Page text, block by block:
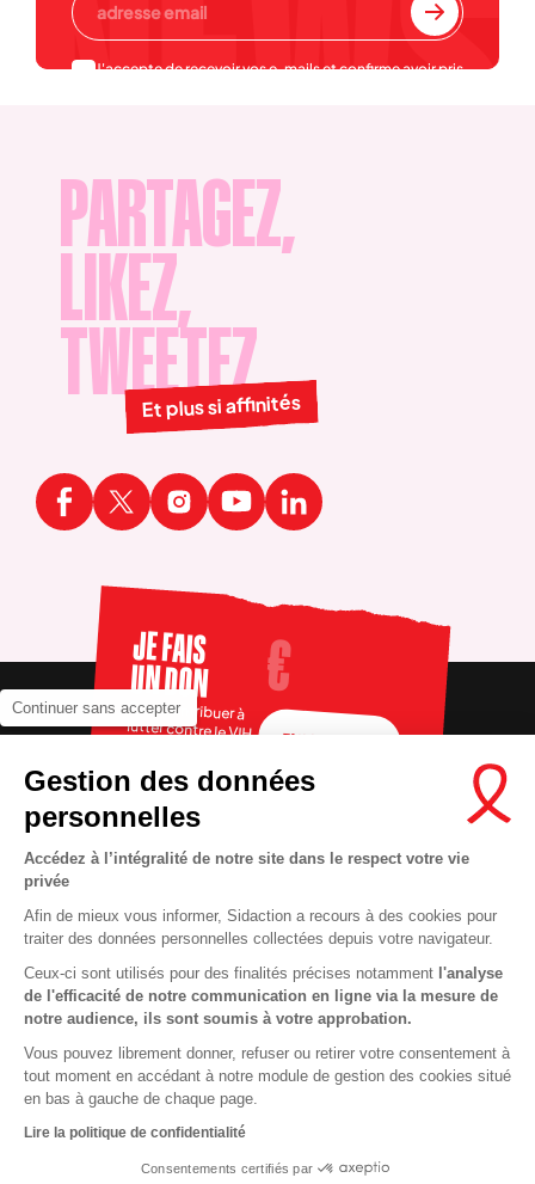
Continuer sans accepter
Gestion des données
personnelles
Accédez à l’intégralité de notre site dans le respect votre vie
privée
Afin de mieux vous informer, Sidaction a recours à des cookies pour
traiter des données personnelles collectées depuis votre navigateur.
Ceux-ci sont utilisés pour des finalités précises notamment l'analyse
de l'efficacité de notre communication en ligne via la mesure de
notre audience, ils sont soumis à votre approbation.
Vous pouvez librement donner, refuser ou retirer votre consentement à
tout moment en accédant à notre module de gestion des cookies situé
en bas à gauche de chaque page.
Lire la politique de confidentialité
Consentements certifiés par
J'accepte de recevoir vos e-mails et confirme avoir pris
PARTAGEZ,
LIKEZ,
TWEETEZ
Et plus si affinités
Contact
Presse
FAQ
Info santé
Espace donateurs
RECRUTEMENT
MENTIONS LÉGALES
VIE PRIVÉE
PLAN DU SITE
JE FAIS
UN DON
Pour contribuer à
lutter contre le VIH FAIRE UN DON